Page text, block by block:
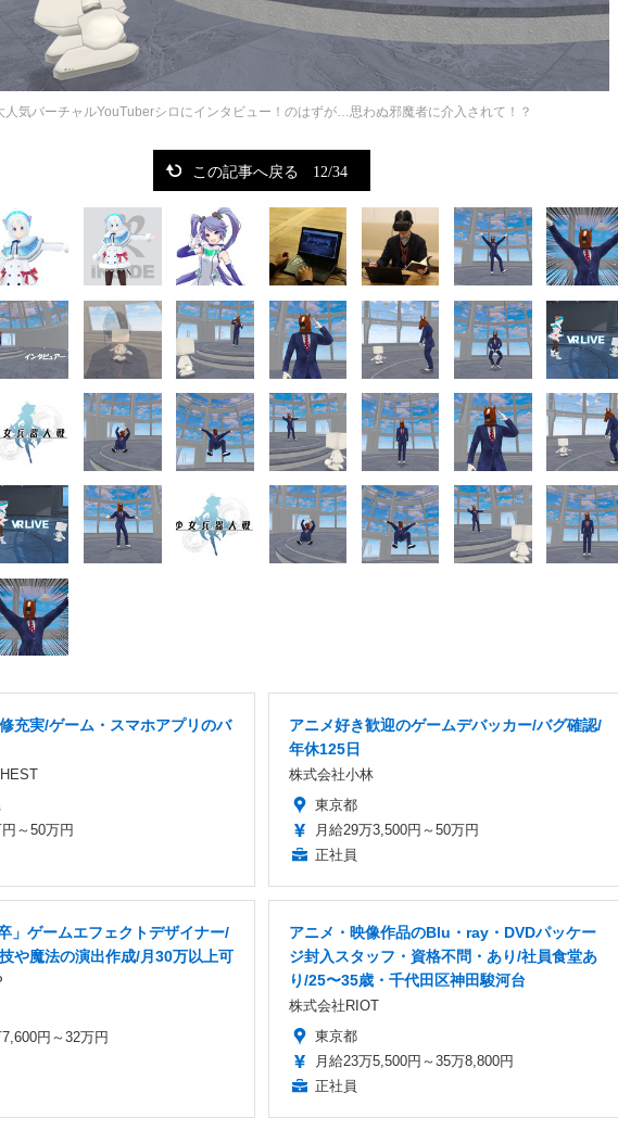
人気バーチャルYouTuberシロにインタビュー！のはずが…思わぬ邪魔者に介入されて！？
この記事へ戻る 12/34
充実/ゲーム・スマホアプリのバ
～50万円
アニメ好き歓迎のゲームデバッカー/バグ確認/
年休125日
株式会社小林
東京都
月給29万3,500円～50万円
正社員
」ゲームエフェクトデザイナー/
や魔法の演出作成/月30万以上可
円～32万円
アニメ・映像作品のBlu・ray・DVDパッケー
ジ封入スタッフ・資格不問・あり/社員食堂あ
り/25〜35歳・千代田区神田駿河台
株式会社RIOT
東京都
月給23万5,500円～35万8,800円
正社員